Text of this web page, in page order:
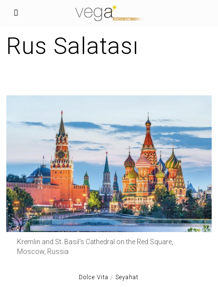
Rus Salatası
Kremlin and St. Basil's Cathedral on the Red Square,
Moscow, Russia
Dolce Vita / Seyahat